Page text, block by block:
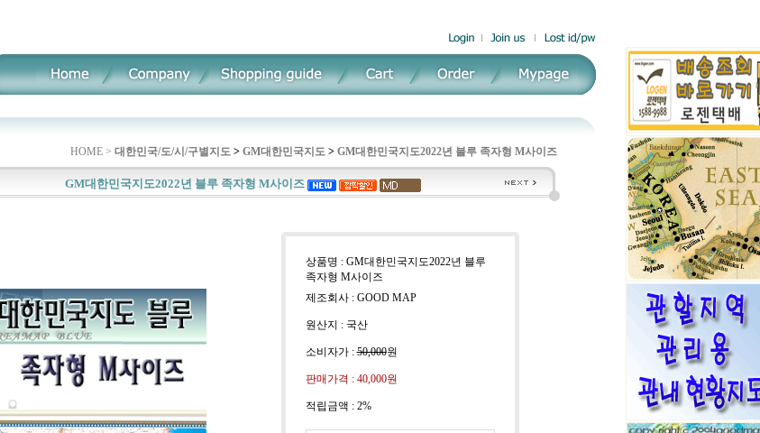
HOME > 대한민국/도/시/구별지도 > GM대한민국지도 > GM대한민국지도2022년 블루 족자형 M사이즈
GM대한민국지도2022년 블루 족자형 M사이즈
상품명 : GM대한민국지도2022년 블루
족자형 M사이즈
제조회사 : GOOD MAP
원산지 : 국산
소비자가 :50,000원
판매가격 : 40,000원
적립금액 : 2%